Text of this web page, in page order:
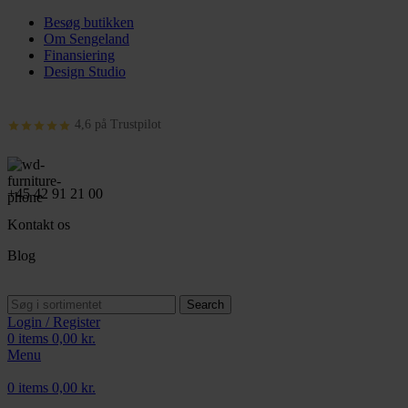
Besøg butikken
Om Sengeland
Finansiering
Design Studio
4,6 på Trustpilot
+45 42 91 21 00
Kontakt os
Blog
Search
Login / Register
0 items 0,00 kr.
Menu
0 items 0,00 kr.